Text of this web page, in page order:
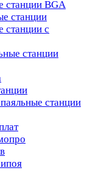
станции BGA
станции
станции с
станции
станции